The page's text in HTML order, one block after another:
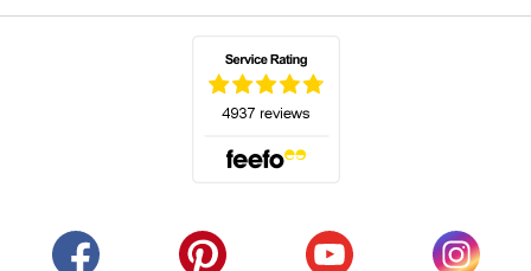
(s'ouvre dans un nouvel onglet)
(s'ouvre dans un nouvel onglet)
(s'ouvre dans un(s'ouvre